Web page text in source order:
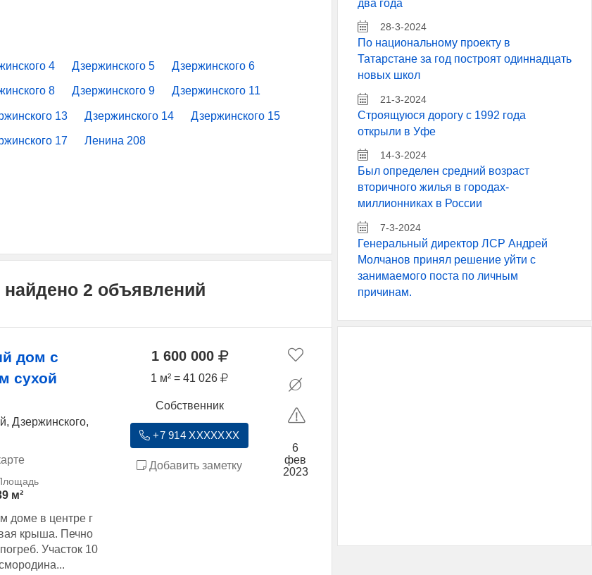
4 Дзержинского 5 Дзержинского 6
8 Дзержинского 9 Дзержинского 11
13 Дзержинского 14 Дзержинского 15
17 Ленина 208
2 объявлений
дом с
сухой
Дзержинского,
м²
доме в центре г
крыша. Печно
Участок 10
1 600 000
1 м² = 41 026
Собственник
+7 914 XXXXXXX
Добавить заметку
6
фев
2023
два года
28-3-2024
По национальному проекту в
Татарстане за год построят одиннадцать
новых школ
21-3-2024
Строящуюся дорогу с 1992 года
открыли в Уфе
14-3-2024
Был определен средний возраст
вторичного жилья в городах-
миллионниках в России
7-3-2024
Генеральный директор ЛСР Андрей
Молчанов принял решение уйти с
занимаемого поста по личным
причинам.